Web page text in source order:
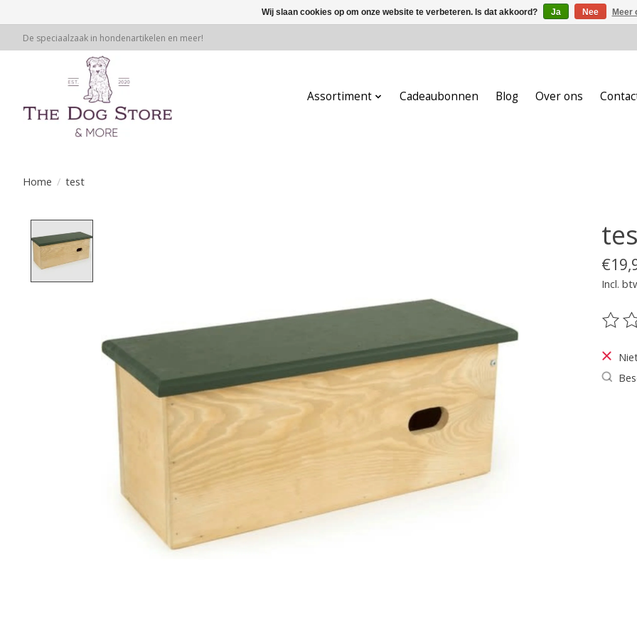
De speciaalzaak in hondenartikelen en meer!
Assortiment Cadeaubonnen Blog Over ons
Home / test
Incl.
De
Wij slaan cookies op om onze website te verbeteren. Is dat akkoord? Ja Nee Meer